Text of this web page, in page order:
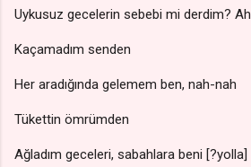
Uykusuz gecelerin sebebi mi derdim? Ah
Kaçamadım senden
Her aradığında gelemem ben, nah-nah
Tükettin ömrümden
Ağladım geceleri, sabahlara beni [?yolla]